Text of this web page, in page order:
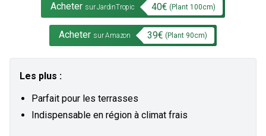
Acheter sur JardinTropic 40€ (Plant 100cm)
Acheter sur Amazon 39€ (Plant 90cm)
Les plus :
Parfait pour les terrasses
Indispensable en région à climat frais